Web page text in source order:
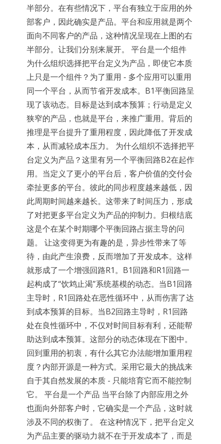
半部分。在有些情况下，平台有独立于应用的外
部客户，因此确实是产品。平台和应用就是两个
面向不同客户的产品，这种情况呈现在上图的右
半部分。让我们分别来展开。 平台是一个组件
为什么组织选择把平台定义为产品，即使它本质
上只是一个组件？为了重用 - 多个应用可以重用
同一个平台，从而节省开发成本。B1平衡回路呈
现了该动态。目标是达到成本预算；行动是定义
狭窄的产品，也就是平台，来推广重用。背后的
推理是平台提升了重用程度，因此降低了开发成
本，从而减轻成本压力。 为什么组织不选择把平
台定义为产品？这里有另一个平衡回路B2在起作
用。当定义了更小的平台后，客户价值的交付会
牵扯更多的平台。彼此的同步程度越来越低，因
此周期时间越来越长。这带来了时间压力，形成
了对把更多平台定义为产品的抑制力。归根结底
这是个在某个时期哪个平衡回路占据主导的问
题。 让这变得更为有趣的是，异步性带来了等
待，由此产生浪费，反而增加了开发成本。这样
就形成了一个增强回路R1。B1回路和R1回路一
起构成了“饮鸩止渴”系统基模的动态。当B1回路
主导时，R1回路处在恶性循环中，从而伤害了达
到成本预算的目标。当B2回路主导时，R1回路
处在良性循环中，不仅对时间目标有利，还能帮
助达到成本预算。这部分的动态体现在下图中。
回到重用的初衷，有什么其它办法能增加重用程
度？内部开源是一种方式。采用它最大的挑战来
自于其自然发展的本质 - 只能培育它而不能控制
它。 平台是一个产品 当平台除了内部应用之外
也面向外部客户时，它确实是一个产品，这时就
涉及不同的权衡了。 在这种情况下，把平台定义
为产品主要的驱动力就不在于开发成本了，而是